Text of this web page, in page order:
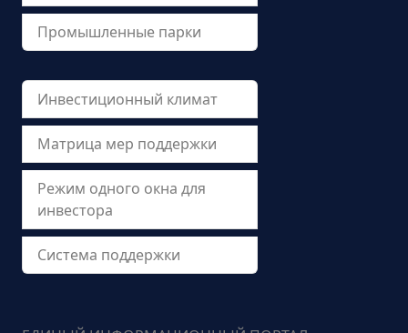
Промышленные парки
Инвестиционный климат
Матрица мер поддержки
Режим одного окна для
инвестора
Система поддержки